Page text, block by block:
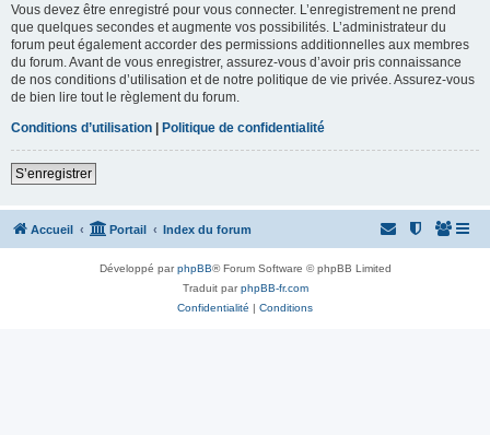
Vous devez être enregistré pour vous connecter. L’enregistrement ne prend
que quelques secondes et augmente vos possibilités. L’administrateur du
forum peut également accorder des permissions additionnelles aux membres
du forum. Avant de vous enregistrer, assurez-vous d’avoir pris connaissance
de nos conditions d’utilisation et de notre politique de vie privée. Assurez-vous
de bien lire tout le règlement du forum.
Conditions d’utilisation | Politique de confidentialité
S’enregistrer
Accueil Portail Index du forum
Développé parphpBB® Forum Software © phpBB Limited
Traduit parphpBB-fr.com
Confidentialité | Conditions